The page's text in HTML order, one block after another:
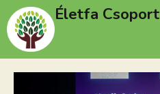
Életfa Csoport